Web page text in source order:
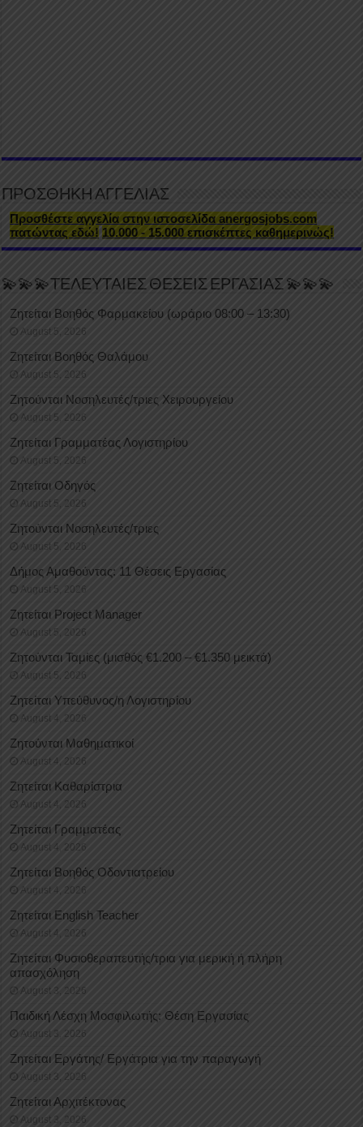
ΠΡΟΣΘΗΚΗ ΑΓΓΕΛΙΑΣ
Προσθέστε αγγελία στην ιστοσελίδα anergosjobs.com
πατώντας εδώ! 10.000 - 15.000 επισκέπτες καθημερινώς!
💫💫💫ΤΕΛΕΥΤΑΙΕΣ ΘΕΣΕΙΣ ΕΡΓΑΣΙΑΣ 💫💫💫
Ζητείται Βοηθός Φαρμακείου (ωράριο 08:00 – 13:30)
August 5, 2026
Ζητείται Βοηθός Θαλάμου
August 5, 2026
Ζητούνται Νοσηλευτές/τριες Χειρουργείου
August 5, 2026
Ζητείται Γραμματέας Λογιστηρίου
August 5, 2026
Ζητείται Οδηγός
August 5, 2026
Ζητούνται Νοσηλευτές/τριες
August 5, 2026
Δήμος Αμαθούντας: 11 Θέσεις Εργασίας
August 5, 2026
Ζητείται Project Manager
August 5, 2026
Ζητούνται Ταμίες (μισθός €1.200 – €1.350 μεικτά)
August 5, 2026
Ζητείται Υπεύθυνος/η Λογιστηρίου
August 4, 2026
Ζητούνται Μαθηματικοί
August 4, 2026
Ζητείται Καθαρίστρια
August 4, 2026
Ζητείται Γραμματέας
August 4, 2026
Ζητείται Βοηθός Οδοντιατρείου
August 4, 2026
Ζητείται English Teacher
August 4, 2026
Ζητείται Φυσιοθεραπευτής/τρια για μερική ή πλήρη
απασχόληση
August 3, 2026
Παιδική Λέσχη Μοσφιλωτής: Θέση Εργασίας
August 3, 2026
Ζητείται Εργάτης/ Εργάτρια για την παραγωγή
August 3, 2026
Ζητείται Αρχιτέκτονας
August 3, 2026